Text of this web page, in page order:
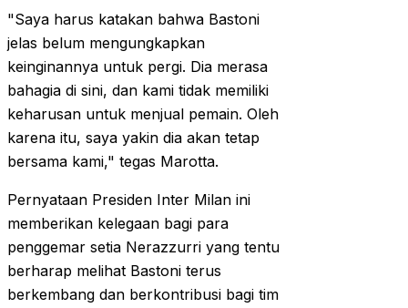
"Saya harus katakan bahwa Bastoni
jelas belum mengungkapkan
keinginannya untuk pergi. Dia merasa
bahagia di sini, dan kami tidak memiliki
keharusan untuk menjual pemain. Oleh
karena itu, saya yakin dia akan tetap
bersama kami," tegas Marotta.
Pernyataan Presiden Inter Milan ini
memberikan kelegaan bagi para
penggemar setia Nerazzurri yang tentu
berharap melihat Bastoni terus
berkembang dan berkontribusi bagi tim